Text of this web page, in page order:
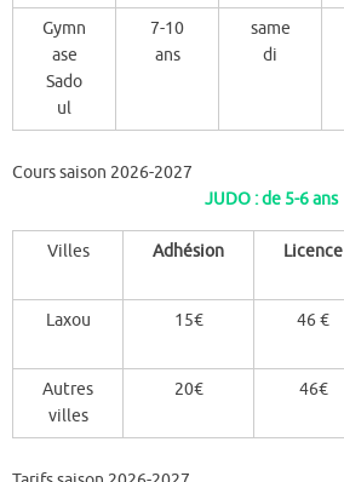
Gymn
ase
Sado
ul
7-10
ans
same
di
Cours saison 2026-2027
JUDO : de 5-6 ans
Villes Adhésion Licence
Laxou 15€ 46 €
Autres
villes
20€ 46€